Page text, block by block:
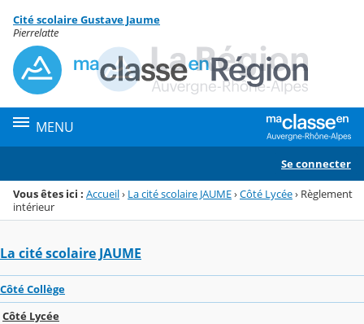
Menu de la rubrique
Contenu
Cité scolaire Gustave Jaume
Pierrelatte
MENU
Se connecter
Vous êtes ici : Accueil› La cité scolaire JAUME›Côté Lycée› Règlement
intérieur
La cité scolaire JAUME
Côté Collège
Côté Lycée